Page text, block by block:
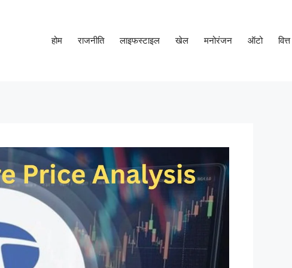
होम राजनीति लाइफस्टाइल खेल मनोरंजन ऑटो वित्त